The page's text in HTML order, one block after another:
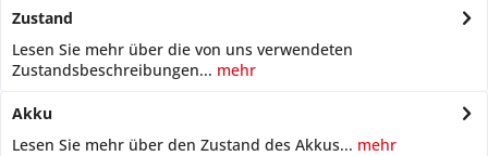
Zustand
Lesen Sie mehr über die von uns verwendeten
Zustandsbeschreibungen... mehr
Akku
Lesen Sie mehr über den Zustand des Akkus... mehr